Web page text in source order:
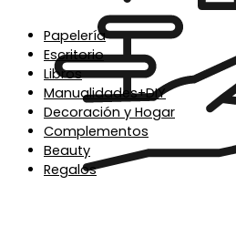
Papelería
Escritorio
Libros
Manualidades+DIY
Decoración y Hogar
Complementos
Beauty
Regalos